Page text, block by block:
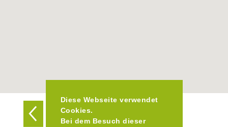
Diese Webseite verwendet
Cookies.
Bei dem Besuch dieser
Zurück zur Übersicht